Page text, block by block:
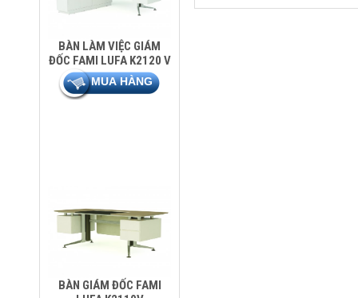
BÀN LÀM VIỆC GIÁM
ĐỐC FAMI LUFA K2120 V
BÀN GIÁM ĐỐC FAMI